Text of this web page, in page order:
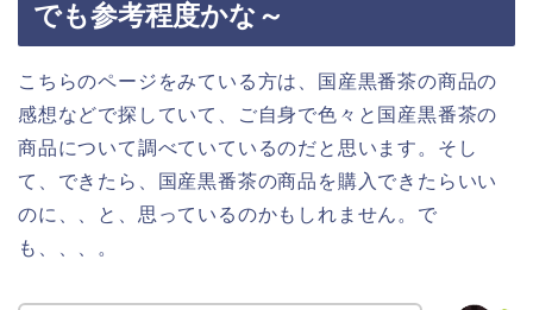
でも参考程度かな～
こちらのページをみている方は、国産黒番茶の商品の
感想などで探していて、ご自身で色々と国産黒番茶の
商品について調べていているのだと思います。そし
て、できたら、国産黒番茶の商品を購入できたらいい
のに、、と、思っているのかもしれません。で
も、、、。